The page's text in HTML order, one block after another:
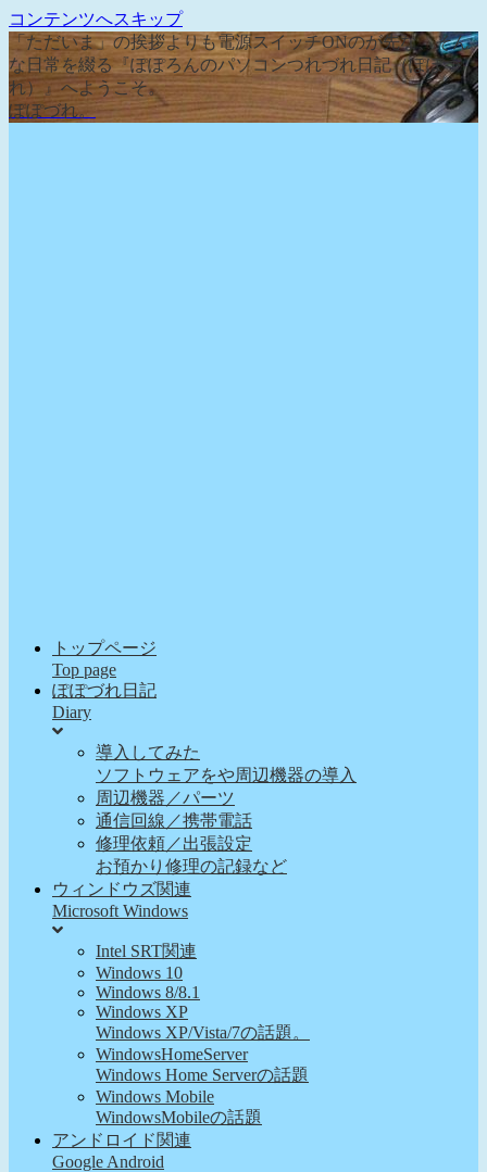
コンテンツへスキップ
「ただいま」の挨拶よりも電源スイッチONのが先な、そん
な日常を綴る『ぽぽろんのパソコンつれづれ日記（ぽぽづ
れ）』へようこそ。
ぽぽづれ。
トップページ
Top page
ぽぽづれ日記
Diary
導入してみた
ソフトウェアをや周辺機器の導入
周辺機器／パーツ
通信回線／携帯電話
修理依頼／出張設定
お預かり修理の記録など
ウィンドウズ関連
Microsoft Windows
Intel SRT関連
Windows 10
Windows 8/8.1
Windows XP
Windows XP/Vista/7の話題。
WindowsHomeServer
Windows Home Serverの話題
Windows Mobile
WindowsMobileの話題
アンドロイド関連
Google Android